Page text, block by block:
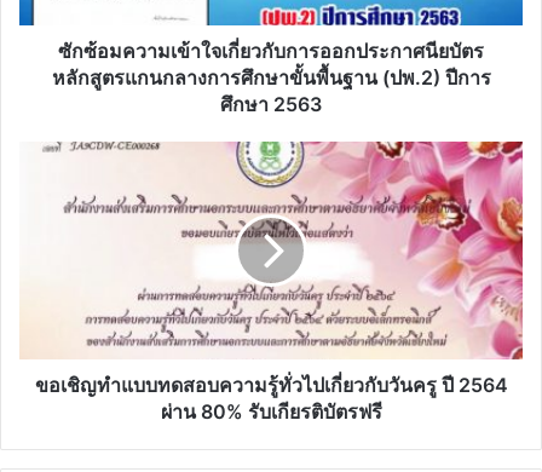
ประกาศนียบัตร
หลักสูตร
ศึกษา
ซักซ้อมความเข้าใจเกี่ยวกับการออกประกาศนียบัตร
หลักสูตรแกนกลางการศึกษาขั้นพื้นฐาน (ปพ.2) ปีการ
ศึกษา 2563
เกี่ยว
กับขอเชิญทำแบบทดสอบความรู้ทั่วไปเกี่ยวกับวันครู ปี 2564
ผ่าน 80% รับเกียรติบัตรฟรี